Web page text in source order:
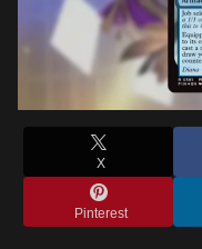
X
Pinterest